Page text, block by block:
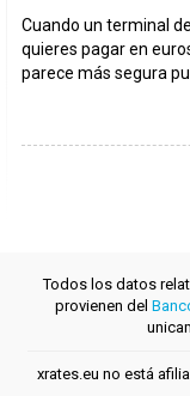
Cuando un terminal
quieres pagar en
parece más segura
Todos los datos
provienen del
xrates.eu no está